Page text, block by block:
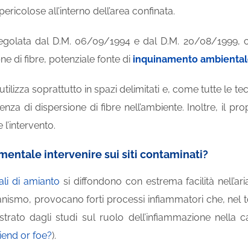
all’interno dell’area confinata.
dal D.M. 06/09/1994 e dal D.M. 20/08/1999,
di fibre, potenziale fonte di inquinamento
soprattutto in spazi delimitati e, come tutte le
di dispersione di fibre nell’ambiente. Inoltre, il
intervenire sui siti contaminati?
di amianto si diffondono con estrema facilità
provocano forti processi infiammatori che,
dagli studi sul ruolo dell’infiammazione nella
or foe?).